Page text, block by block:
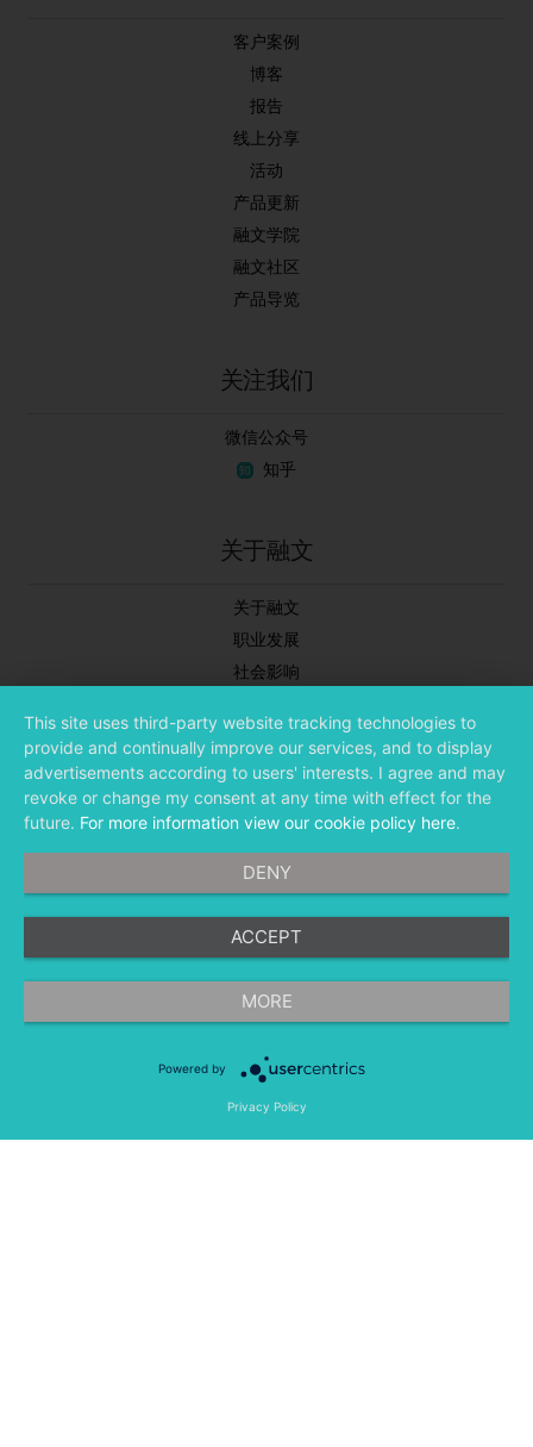
客户案例
博客
报告
线上分享
活动
产品更新
融文学院
融文社区
产品导览
关注我们
微信公众号
知乎
关于融文
关于融文
职业发展
社会影响
合作伙伴
投资者关系
融文（Meltwater） 版权所有
This site uses third-party website tracking technologies to
provide and continually improve our services, and to display
advertisements according to users' interests. I agree and may
revoke or change my consent at any time with effect for the
future. For more information view our cookie policy here.
DENY
ACCEPT
MORE
Powered by
Privacy Policy